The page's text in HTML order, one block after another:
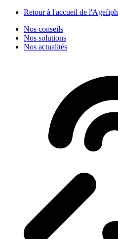
Retour à l'accueil de l'Agefiph
Nos conseils
Nos solutions
Nos actualités